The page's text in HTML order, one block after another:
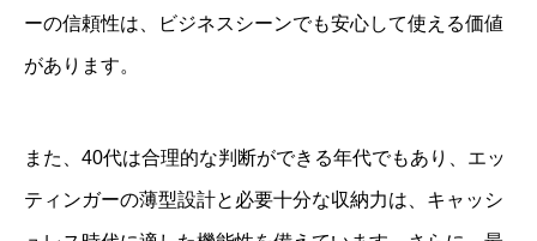
ーの信頼性は、ビジネスシーンでも安心して使える価値
があります。
また、40代は合理的な判断ができる年代でもあり、エッ
ティンガーの薄型設計と必要十分な収納力は、キャッシ